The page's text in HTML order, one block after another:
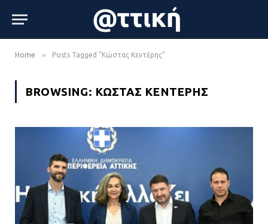
Home » Posts Tagged "Κώστας Κεντέρης"
BROWSING: ΚΏΣΤΑΣ ΚΕΝΤΈΡΗΣ